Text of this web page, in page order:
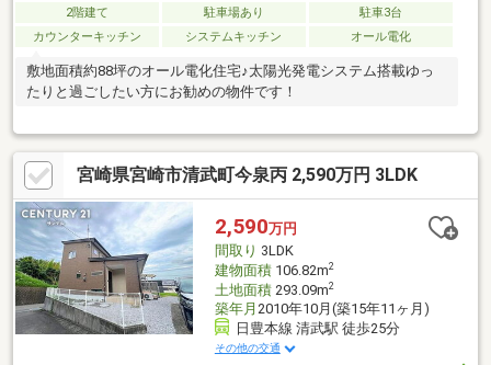
2階建て 駐車場あり
駐車3台
カウンターキッチン
システムキッチン オール電化
敷地面積約88坪のオール電化住宅♪太陽光発電システム搭載ゆっ
たりと過ごしたい方にお勧めの物件です！
宮崎県宮崎市清武町今泉丙 2,590万円 3LDK
2,590万円
間取り 3LDK
建物面積106.82m2
土地面積293.09m2
築年月 2010年10月(築15年11ヶ月)
日豊本線 清武駅 徒歩25分
その他の交通